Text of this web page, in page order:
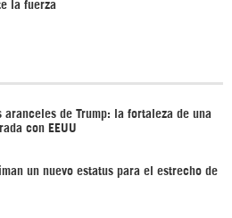
la fuerza
aranceles de Trump: la fortaleza de una
con EEUU
un nuevo estatus para el estrecho de